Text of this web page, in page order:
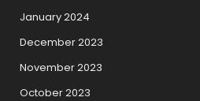
January 2024
December 2023
November 2023
October 2023